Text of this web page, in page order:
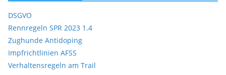
DSGVO
Rennregeln SPR 2023 1.4
Zughunde Antidoping
Impfrichtlinien AFSS
Verhaltensregeln am Trail